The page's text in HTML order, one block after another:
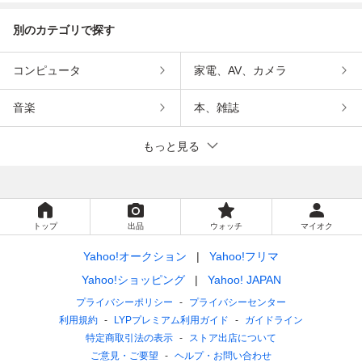
別のカテゴリで探す
コンピュータ 家電、AV、カメラ
音楽 本、雑誌
もっと見る
トップ 出品 ウォッチ マイオク
Yahoo!オークション
Yahoo!フリマ
Yahoo!ショッピング
Yahoo! JAPAN
プライバシーポリシー
プライバシーセンター
利用規約
LYPプレミアム利用ガイド
ガイドライン
特定商取引法の表示
ストア出店について
ご意見・ご要望
ヘルプ・お問い合わせ